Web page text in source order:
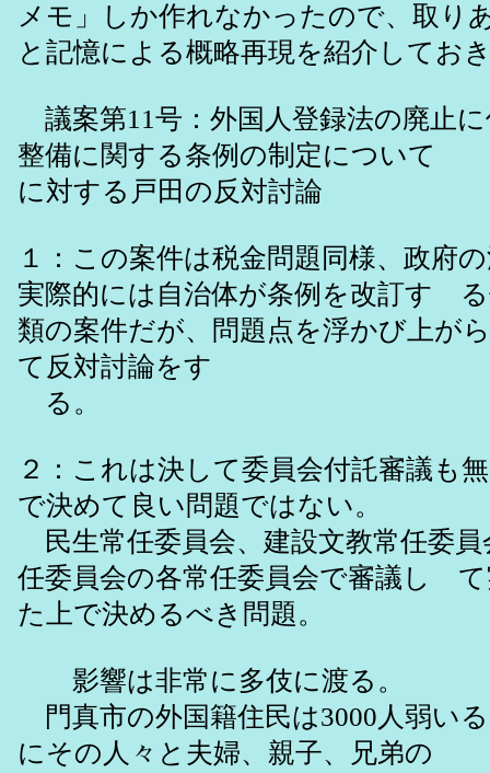
メモ」しか作れなかったので、取り
と記憶による概略再現を紹介してお
議案第11号：外国人登録法の廃止
整備に関する条例の制定について
に対する戸田の反対討論
１：この案件は税金問題同様、政府
実際的には自治体が条例を改訂す
類の案件だが、問題点を浮かび上が
て反対討論をす
る。
２：これは決して委員会付託審議も
で決めて良い問題ではない。
民生常任委員会、建設文教常任委員
任委員会の各常任委員会で審議し
た上で決めるべき問題。
影響は非常に多伎に渡る。
門真市の外国籍住民は3000人弱い
にその人々と夫婦、親子、兄弟の